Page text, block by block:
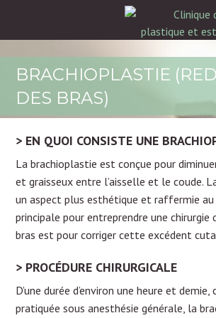
BRACHIOPLASTIE
DES BRAS)
EN QUOI CONSISTE UNE
La brachioplastie est conçue pour
et graisseux entre l’aisselle et le coude.
un aspect plus esthétique et raffermie au
principale pour entreprendre une chirurgie
bras est pour corriger cette excédent
PROCÉDURE CHIRURGICALE
D’une durée d’environ une heure et
pratiquée sous anesthésie générale, la